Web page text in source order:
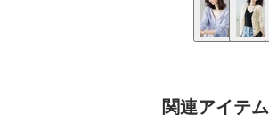
関連アイテム